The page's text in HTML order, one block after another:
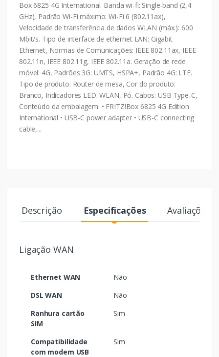
Box 6825 4G International. Banda wi-fi: Single-band (2,4
GHz), Padrão Wi-Fi máximo: Wi-Fi 6 (802.11ax),
Velocidade de transferência de dados WLAN (máx.): 600
Mbit/s. Tipo de interface de ethernet LAN: Gigabit
Ethernet, Normas de Comunicações: IEEE 802.11ax, IEEE
802.11n, IEEE 802.11g, IEEE 802.11a. Geração de rede
móvel: 4G, Padrões 3G: UMTS, HSPA+, Padrão 4G: LTE.
Tipo de produto: Router de mesa, Cor do produto:
Branco, Indicadores LED: WLAN, Pó. Cabos: USB Type-C,
Conteúdo da embalagem: • FRITZ!Box 6825 4G Edition
International • USB-C power adapter • USB-C connecting
cable,...
Descrição Especificações Avaliações
Ligação WAN
Ethernet WAN
Não
DSL WAN
Não
Ranhura cartão
SIM
Sim
Compatibilidade
com modem USB
Sim